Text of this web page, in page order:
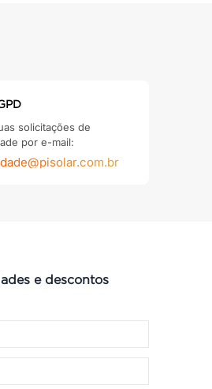
solicitações de
por e-mail:
e descontos